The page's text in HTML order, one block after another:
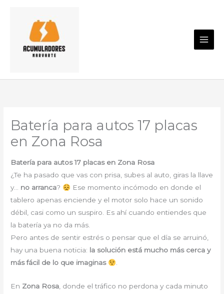
contenido
Batería para autos 17 placas
en Zona Rosa
Batería para autos 17 placas en Zona Rosa
¿Te ha pasado que vas con prisa, subes al auto, giras la llave
y… no arranca?
Ese momento incómodo en donde el
tablero apenas enciende y el motor solo hace un sonido
débil, casi como un suspiro. Es ahí cuando entiendes que
la batería ya no da más.
Pero antes de sentir estrés o pensar que el día se arruinó,
hay una buena noticia: la solución está mucho más cerca y
más fácil de lo que imaginas
.
En Zona Rosa , donde el tráfico no perdona y cada minuto